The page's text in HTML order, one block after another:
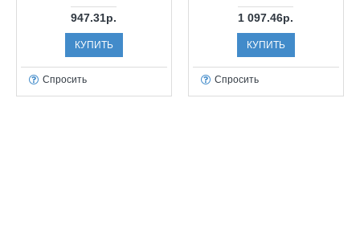
947.31р.
КУПИТЬ
Спросить
1 097.46р.
КУПИТЬ
Спросить